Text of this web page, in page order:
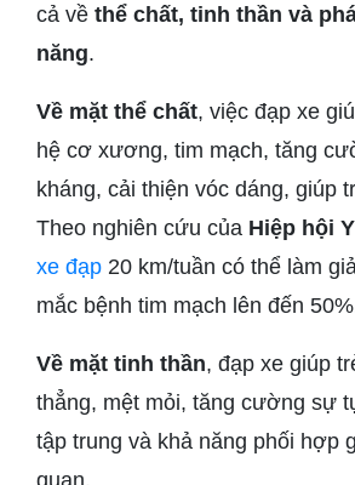
cả về thể chất, tinh thần và
năng.
Về mặt thể chất, việc đạp xe
hệ cơ xương, tim mạch, tăng
kháng, cải thiện vóc dáng, giúp
Theo nghiên cứu của Hiệp hội
xe đạp 20 km/tuần có thể làm
mắc bệnh tim mạch lên đến
Về mặt tinh thần, đạp xe giúp
thẳng, mệt mỏi, tăng cường sự
tập trung và khả năng phối hợp
quan.